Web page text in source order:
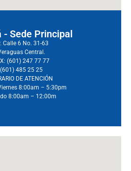
- Sede Principal
Calle 6 No. 31-63
Central.
(601) 247 77 77
(601) 485 25 25
DE ATENCIÓN
8:00am – 5:30pm
8:00am – 12:00m